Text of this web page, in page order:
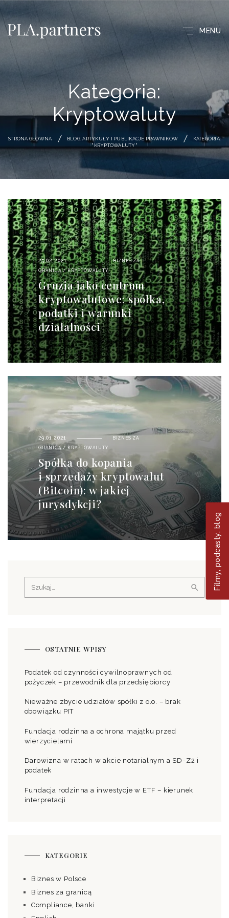
MENU
Kategoria:
Kryptowaluty
STRONA GŁÓWNA BLOG. ARTYKUŁY I PUBLIKACJE PRAWNIKÓW
KATEGORIA:
"KRYPTOWALUTY"
25.02.2021
BIZNES ZA
GRANICĄ/KRYPTOWALUTY
Gruzja jako centrum
kryptowalutowe: spółka,
podatki i warunki
działalności
29.01.2021
BIZNES ZA
GRANICĄ / KRYPTOWALUTY
Spółka do kopania
i sprzedaży kryptowalut
(Bitcoin): w jakiej
jurysdykcji?
OSTATNIE WPISY
Podatek od czynności cywilnoprawnych od
pożyczek – przewodnik dla przedsiębiorcy
Nieważne zbycie udziałów spółki z o.o. – brak
obowiązku PIT
Fundacja rodzinna a ochrona majątku przed
wierzycielami
Darowizna w ratach w akcie notarialnym a SD-Z2 i
podatek
Fundacja rodzinna a inwestycje w ETF – kierunek
interpretacji
KATEGORIE
Biznes w Polsce
Biznes za granicą
Compliance, banki
Filmy, podcasty, blog